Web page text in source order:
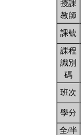
授課
教師
課號
課程
識別
碼
班次
學分
全/半